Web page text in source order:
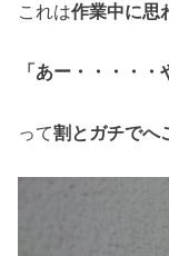
これは作業中に思
「あー・・・・・
って割とガチでへ